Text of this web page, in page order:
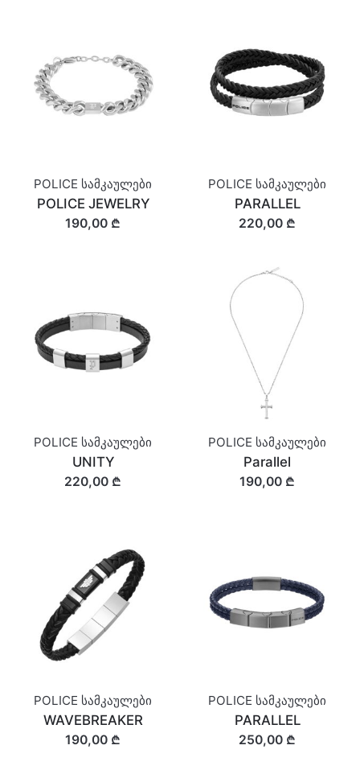
POLICE სამკაულები
POLICE JEWELRY
190,00 ₾
POLICE სამკაულები
PARALLEL
220,00 ₾
POLICE სამკაულები
UNITY
220,00 ₾
POLICE სამკაულები
Parallel
190,00 ₾
POLICE სამკაულები
WAVEBREAKER
190,00 ₾
POLICE სამკაულები
PARALLEL
250,00 ₾